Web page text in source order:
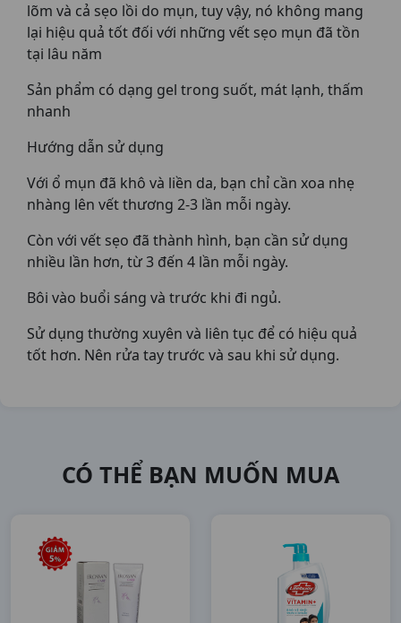
lõm và cả sẹo lồi do mụn, tuy vậy, nó không mang
lại hiệu quả tốt đối với những vết sẹo mụn đã tồn
tại lâu năm
Sản phẩm có dạng gel trong suốt, mát lạnh, thấm
nhanh
Hướng dẫn sử dụng
Với ổ mụn đã khô và liền da, bạn chỉ cần xoa nhẹ
nhàng lên vết thương 2-3 lần mỗi ngày.
Còn với vết sẹo đã thành hình, bạn cần sử dụng
nhiều lần hơn, từ 3 đến 4 lần mỗi ngày.
Bôi vào buổi sáng và trước khi đi ngủ.
Sử dụng thường xuyên và liên tục để có hiệu quả
tốt hơn. Nên rửa tay trước và sau khi sử dụng.
CÓ THỂ BẠN MUỐN MUA